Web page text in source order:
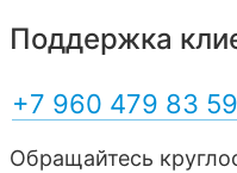
Поддержка
+7 960 479 83 59
Обращайтесь